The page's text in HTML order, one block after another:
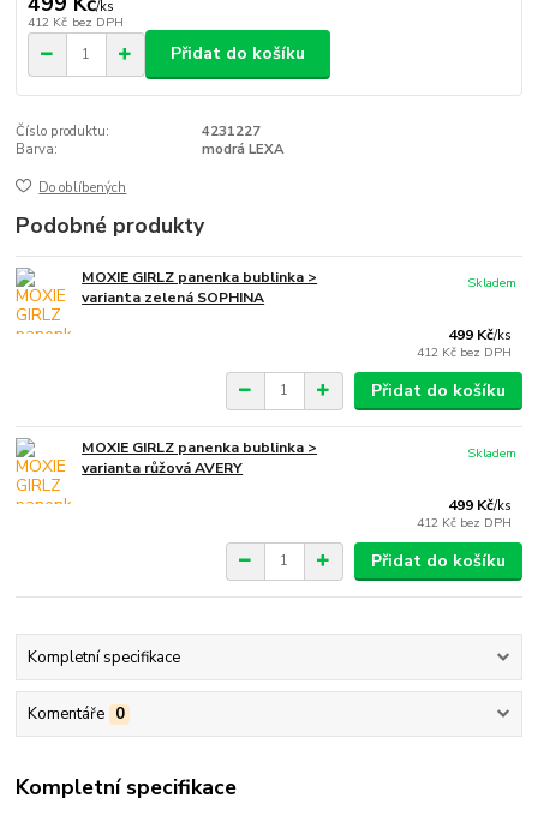
/ks
412 Kč bez DPH
Přidat do košíku
Číslo produktu:
4231227
Barva:
modrá LEXA
Do oblíbených
Podobné produkty
MOXIE GIRLZ panenka bublinka >
varianta zelená SOPHINA
499 Kč/ks
412 Kč bez DPH
Skladem
Přidat do košíku
MOXIE GIRLZ panenka bublinka >
varianta růžová AVERY
499 Kč/ks
412 Kč bez DPH
Skladem
Přidat do košíku
Kompletní specifikace
Komentáře 0
Kompletní specifikace